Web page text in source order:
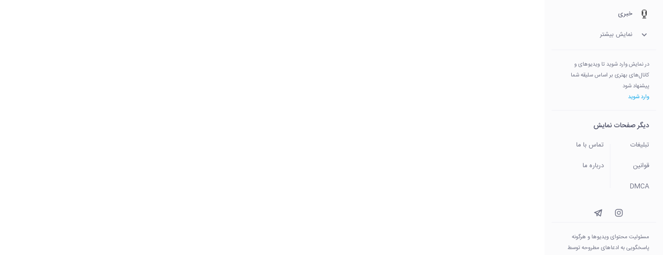
خبری
نمایش بیشتر
در نمایش وارد شوید تا ویدیوهای و
کانال‌های بهتری بر اساس سلیقه شما
پیشنهاد شود
وارد شوید
دیگر صفحات نمایش
تبلیغات
تماس با ما
قوانین
درباره ما
DMCA
مسئولیت محتوای ویدیو‌ها و هرگونه
پاسخگویی به ادعاهای مطروحه توسط